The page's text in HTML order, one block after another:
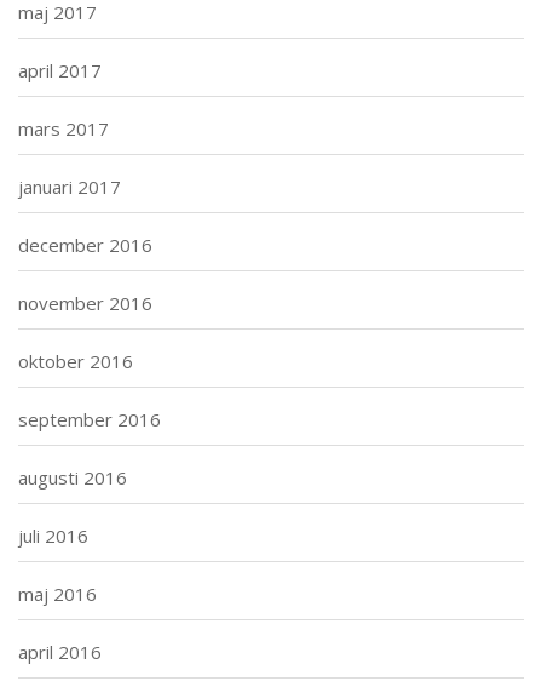
maj 2017
april 2017
mars 2017
januari 2017
december 2016
november 2016
oktober 2016
september 2016
augusti 2016
juli 2016
maj 2016
april 2016